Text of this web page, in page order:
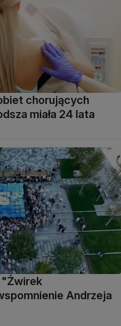
chorujących
miała 24 lata
"Żwirek
Andrzeja